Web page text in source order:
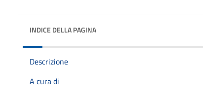
INDICE DELLA PAGINA
Descrizione
A cura di